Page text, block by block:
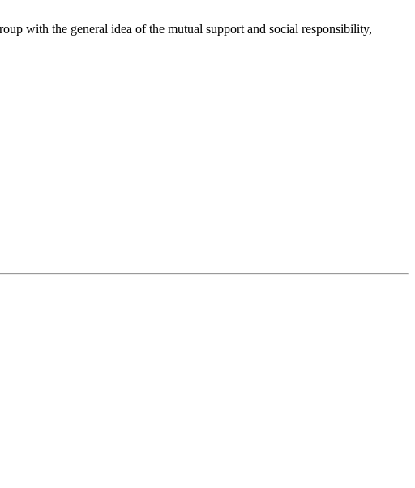
with the general idea of the mutual support and social responsibility,